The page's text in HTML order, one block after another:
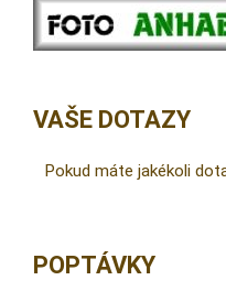
VAŠE DOTAZY
Pokud máte jakékoli
POPTÁVKY